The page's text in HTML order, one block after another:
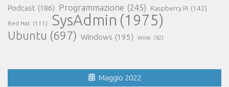
Podcast (186) Programmazione (245) Raspberry Pi (142)
Red Hat (111) SysAdmin (1975)
Ubuntu (697) Windows (195) Wine (92)
Maggio 2022